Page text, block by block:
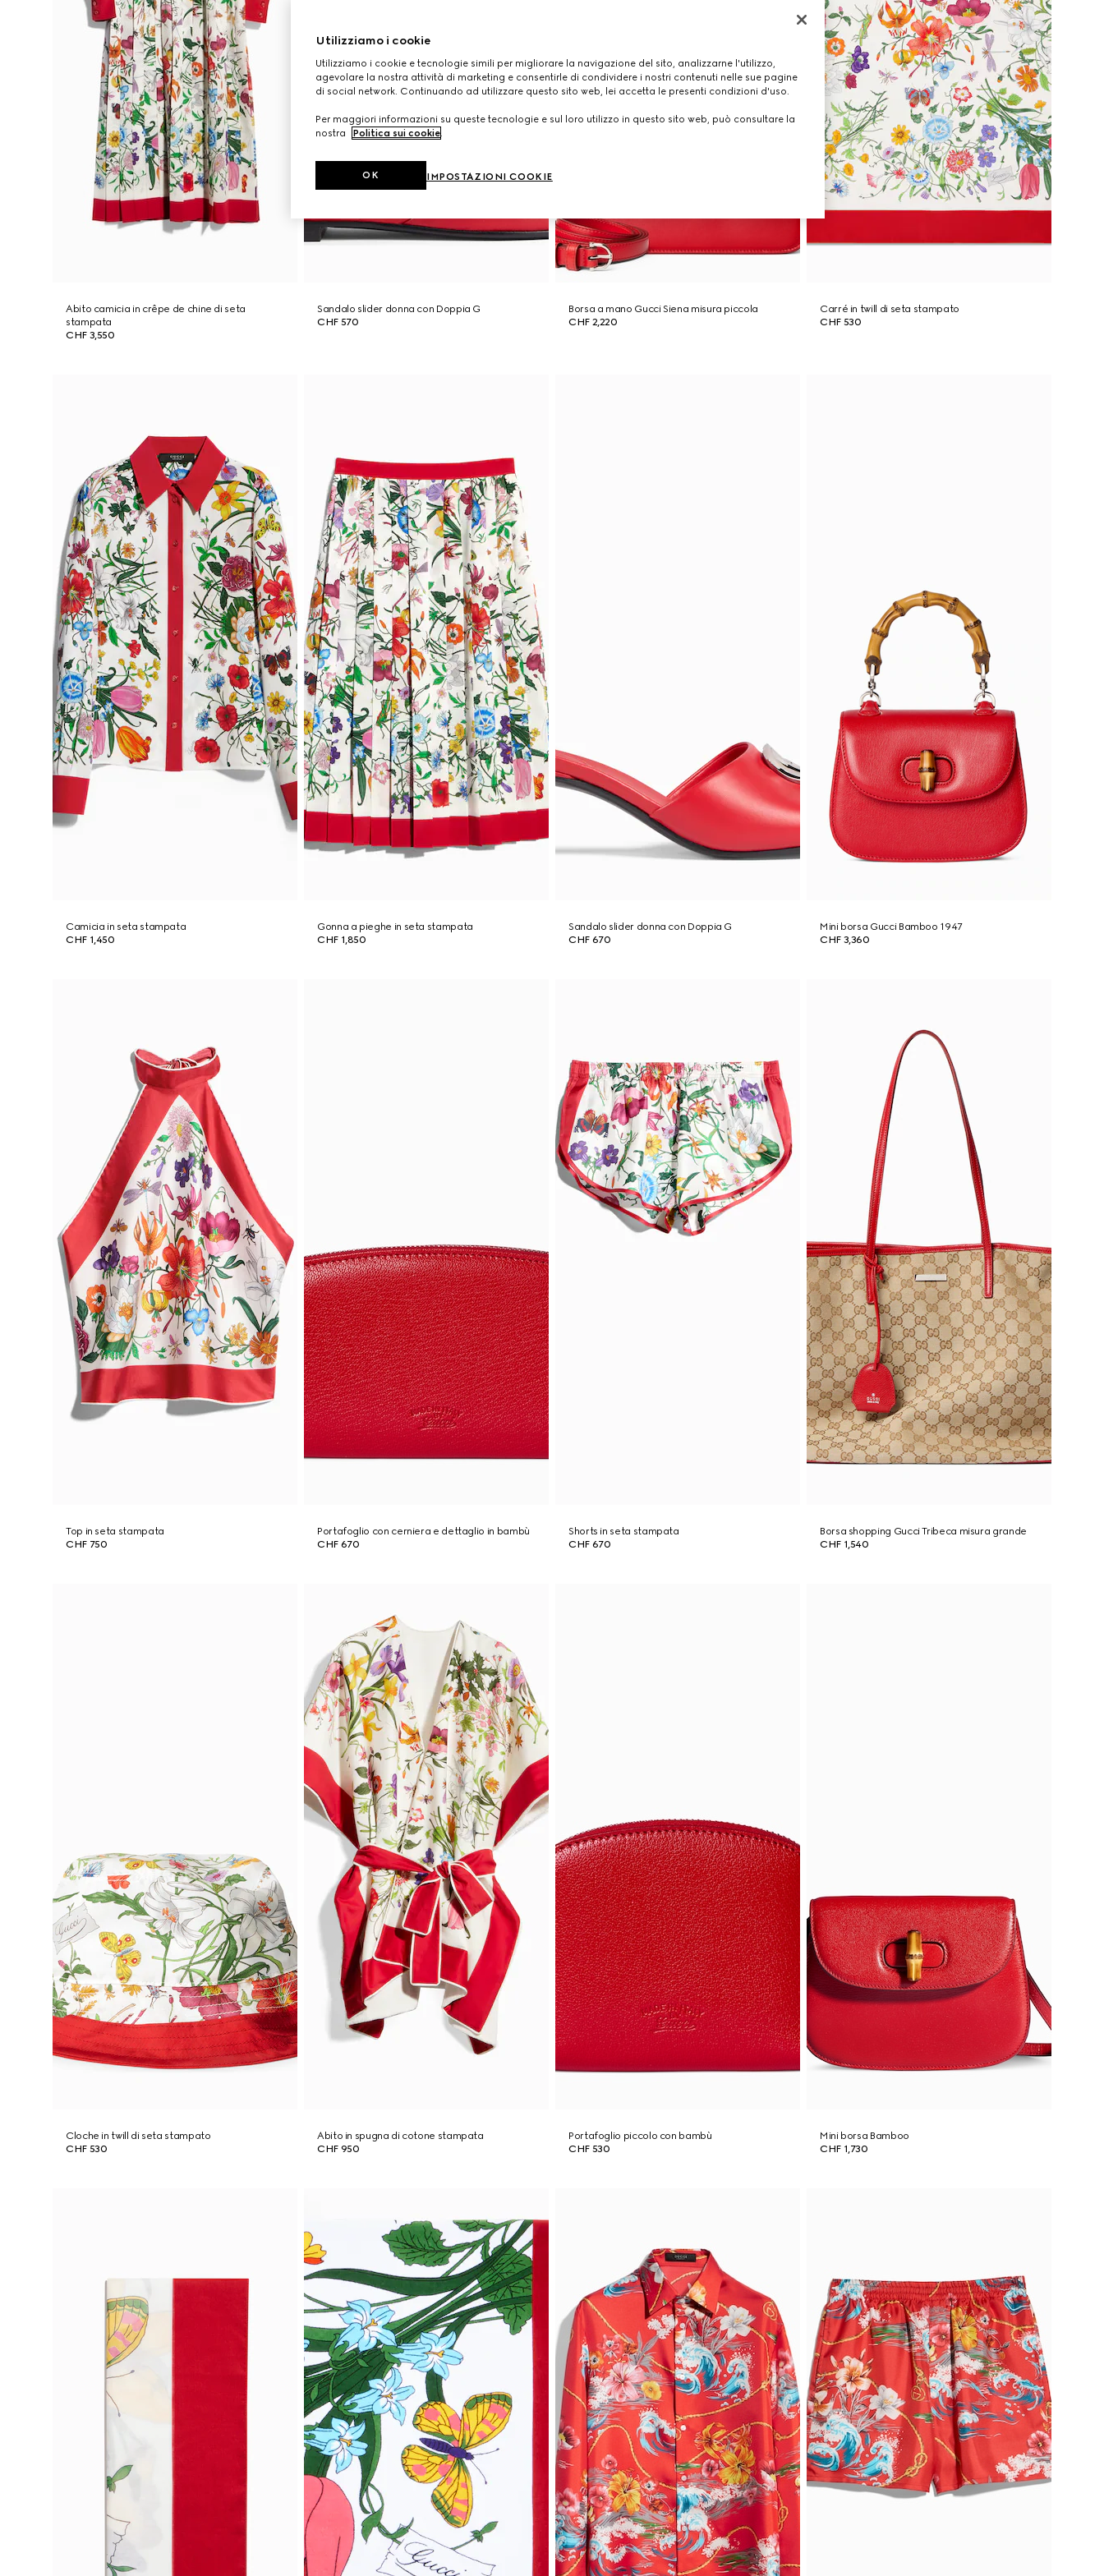
Abito camicia in crêpe de chine di seta
stampata
CHF 3,550
Sandalo slider donna con Doppia G
CHF 570
Borsa a mano Gucci Siena misura piccola
CHF 2,220
Carré in twill di seta stampato
CHF 530
Camicia in seta stampata
CHF 1,450
Gonna a pieghe in seta stampata
CHF 1,850
Sandalo slider donna con Doppia G
CHF 670
Mini borsa Gucci Bamboo 1947
CHF 3,360
Top in seta stampata
CHF 750
Portafoglio con cerniera e dettaglio in bambù
CHF 670
Shorts in seta stampata
CHF 670
Borsa shopping Gucci Tribeca misura grande
CHF 1,540
Cloche in twill di seta stampato
CHF 530
Abito in spugna di cotone stampata
CHF 950
Portafoglio piccolo con bambù
CHF 530
Mini borsa Bamboo
CHF 1,730
Utilizziamo i cookie
Utilizziamo i cookie e tecnologie simili per migliorare la navigazione del sito, analizzarne l'utilizzo,
agevolare la nostra attività di marketing e consentirle di condividere i nostri contenuti nelle sue pagine
di social network. Continuando ad utilizzare questo sito web, lei accetta le presenti condizioni d'uso.
Per maggiori informazioni su queste tecnologie e sul loro utilizzo in questo sito web, può consultare la
nostra
Politica sui cookie.
IMPOSTAZIONI COOKIE
OK